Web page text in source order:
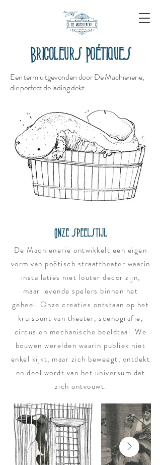
Bricoleurs Poétiques
Een term uitgevonden door De Machienerie,
die perfect de lading dekt.
Onze speelstijl
De Machienerie ontwikkelt een eigen
vorm van poëtisch straattheater waarin
installaties niet louter decor zijn,
maar levende spelers binnen het
geheel. Onze creaties ontstaan op het
kruispunt van theater, scenografie,
circus en mechanische beeldtaal. We
bouwen werelden waarin publiek niet
enkel kijkt, maar zich beweegt, ontdekt
en deel wordt van het universum dat
zich ontvouwt.